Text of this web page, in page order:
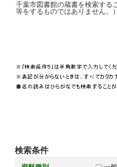
千葉市図書館の蔵書
等をするものではありません。）
検索条件